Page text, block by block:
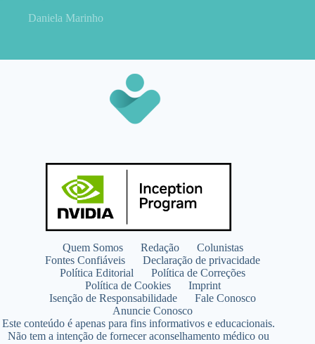
Daniela Marinho
Quem Somos Redação
Colunistas
Fontes Confiáveis
Declaração de privacidade
Política Editorial
Política de Correções
Política de Cookies
Imprint
Isenção de Responsabilidade
Fale Conosco
Anuncie Conosco
Este conteúdo é apenas para fins informativos e educacionais.
Não tem a intenção de fornecer aconselhamento médico ou